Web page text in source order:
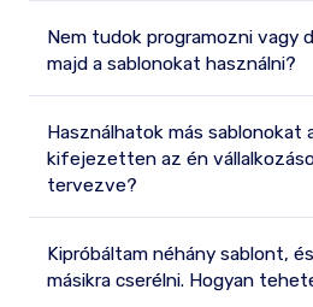
Nem tudok programozni vagy
majd a sablonokat használni?
Használhatok más sablonokat
kifejezetten az én
tervezve?
Kipróbáltam néhány sablont,
másikra cserélni. Hogyan